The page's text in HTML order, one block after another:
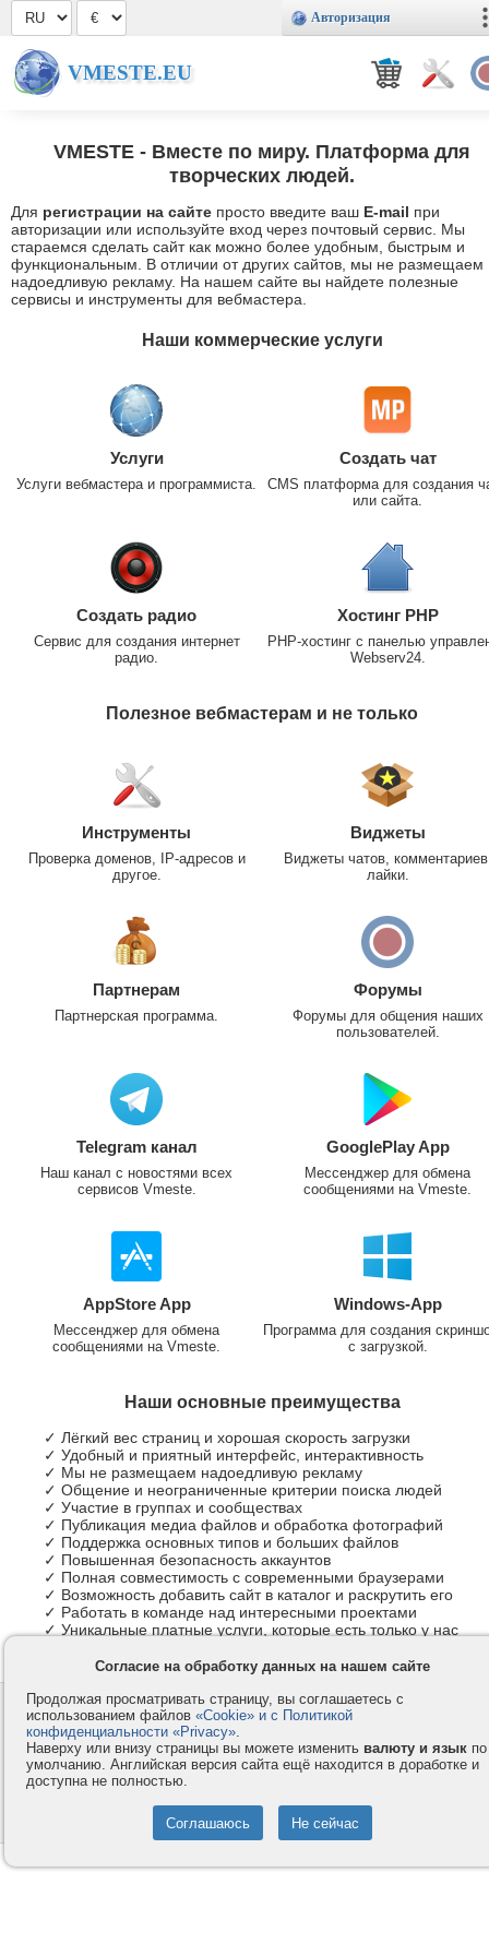
Авторизация
VMESTE.EU
VMESTE - Вместе по миру. Платформа для
творческих людей.
Для регистрации на сайте просто введите ваш E-mail при
авторизации или используйте вход через почтовый сервис. Мы
стараемся сделать сайт как можно более удобным, быстрым и
функциональным. В отличии от других сайтов, мы не размещаем
надоедливую рекламу. На нашем сайте вы найдете полезные
сервисы и инструменты для вебмастера.
Наши коммерческие услуги
Услуги
Услуги вебмастера и программиста.
Создать чат
CMS платформа для создания
или сайта.
Создать радио
Сервис для создания интернет
радио.
Хостинг PHP
PHP-хостинг с панелью
Webserv24.
Полезное вебмастерам и не только
Инструменты
Проверка доменов, IP-адресов и
другое.
Виджеты
Виджеты чатов,
лайки.
Партнерам
Партнерская программа.
Форумы
Форумы для общения наших
пользователей.
Telegram канал
Наш канал с новостями всех
сервисов Vmeste.
GooglePlay App
Мессенджер для обмена
сообщениями на Vmeste.
AppStore App
Мессенджер для обмена
сообщениями на Vmeste.
Windows-App
Программа для создания
с загрузкой.
Наши основные преимущества
✓ Лёгкий вес страниц и хорошая скорость загрузки
✓ Удобный и приятный интерфейс, интерактивность
✓ Мы не размещаем надоедливую рекламу
✓ Общение и неограниченные критерии поиска людей
✓ Участие в группах и сообществах
✓ Публикация медиа файлов и обработка фотографий
✓ Поддержка основных типов и больших файлов
✓ Повышенная безопасность аккаунтов
✓ Полная совместимость с современными браузерами
✓ Возможность добавить сайт в каталог и раскрутить его
✓ Работать в команде над интересными проектами
✓ Уникальные платные услуги, которые есть только у нас
Контакты
Компания
Privacy и Cookie
Услуги
Как оплатить
Помощь
© 2008-2026
- Все права защищены.
Согласие на обработку данных на нашем сайте
Продолжая просматривать страницу, вы соглашаетесь с
использованием файлов «Cookie» и с Политикой
конфиденциальности «Privacy».
Наверху или внизу страницы вы можете изменить валюту и язык по
умолчанию. Английская версия сайта ещё находится в доработке и
доступна не полностью.